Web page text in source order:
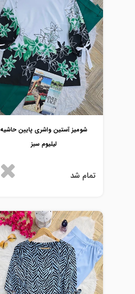
شومیز آستین واشری پایین حاشیه
لیلیوم سبز
تمام شد